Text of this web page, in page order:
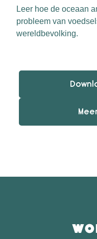
Leer hoe de oceaan
probleem van
wereldbevolking. ​